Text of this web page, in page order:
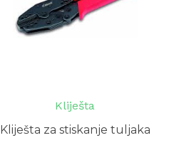
Kliješta
Kliješta za stiskanje tuljaka